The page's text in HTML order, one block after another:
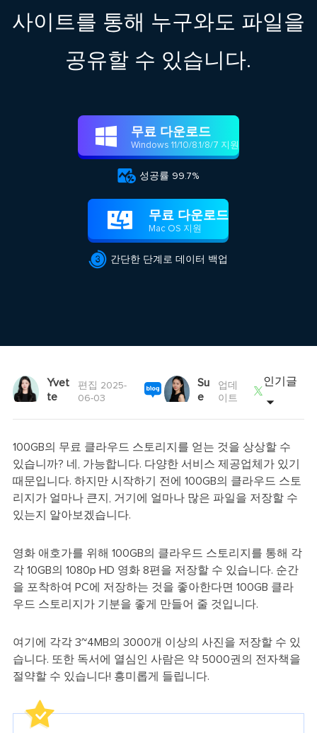
사이트를 통해 누구와도 파일을
공유할 수 있습니다.
 무료 다운로드
Windows 11/10/8.1/8/7 지원
 성공률 99.7%
 무료 다운로드
Mac OS 지원
 간단한 단계로 데이터 백업
Yvet
te
편집 2025-
06-03
Su
e
업데
이트

인기글
100GB의 무료 클라우드 스토리지를 얻는 것을 상상할 수
있습니까? 네, 가능합니다. 다양한 서비스 제공업체가 있기
때문입니다. 하지만 시작하기 전에 100GB의 클라우드 스토
리지가 얼마나 큰지, 거기에 얼마나 많은 파일을 저장할 수
있는지 알아보겠습니다.
영화 애호가를 위해 100GB의 클라우드 스토리지를 통해 각
각 10GB의 1080p HD 영화 8편을 저장할 수 있습니다. 순간
을 포착하여 PC에 저장하는 것을 좋아한다면 100GB 클라
우드 스토리지가 기분을 좋게 만들어 줄 것입니다.
여기에 각각 3~4MB의 3000개 이상의 사진을 저장할 수 있
습니다. 또한 독서에 열심인 사람은 약 5000권의 전자책을
절약할 수 있습니다! 흥미롭게 들립니다.